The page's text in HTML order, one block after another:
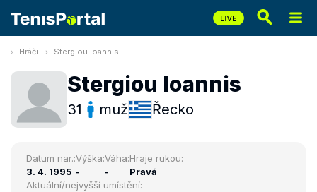
Hráči Stergiou Ioannis
Stergiou Ioannis
31 muž Řecko
Datum nar.:
3. 4. 1995
Výška:
-
Váha:
-
Hraje rukou:
Pravá
Aktuální/nejvyšší umístění: